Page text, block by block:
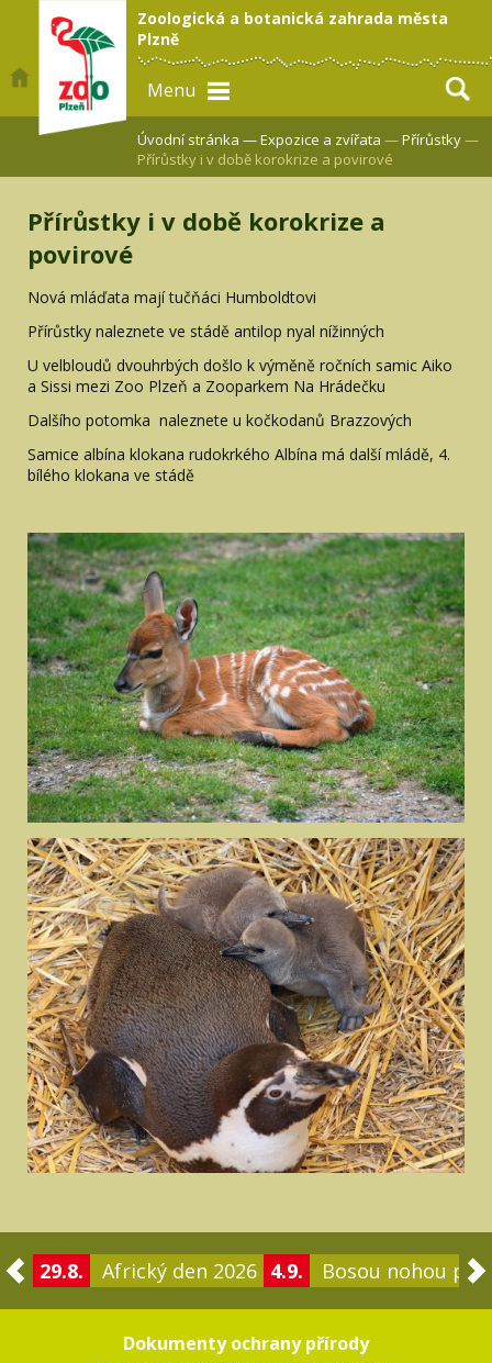
Zoologická a botanická zahrada města
Plzně
Menu
Úvodní stránka —Expozice a zvířata —Přírůstky—
Přírůstky i v době korokrize a povirové
Přírůstky i v době korokrize a
povirové
Nová mláďata mají tučňáci Humboldtovi
Přírůstky naleznete ve stádě antilop nyal nížinných
U velbloudů dvouhrbých došlo k výměně ročních samic Aiko
a Sissi mezi Zoo Plzeň a Zooparkem Na Hrádečku
Dalšího potomka naleznete u kočkodanů Brazzových
Samice albína klokana rudokrkého Albína má další mládě, 4.
bílého klokana ve stádě
29.8. Africký den 2026 4.9. Bosou nohou po
Dokumenty ochrany přírody